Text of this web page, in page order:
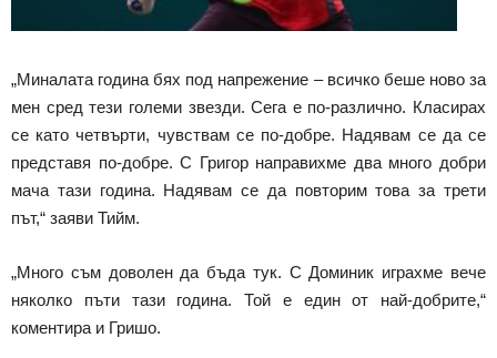
„Миналата година бях под напрежение – всичко беше ново за
мен сред тези големи звезди. Сега е по-различно. Класирах
се като четвърти, чувствам се по-добре. Надявам се да се
представя по-добре. С Григор направихме два много добри
мача тази година. Надявам се да повторим това за трети
път,“ заяви Тийм.
„Много съм доволен да бъда тук. С Доминик играхме вече
няколко пъти тази година. Той е един от най-добрите,“
коментира и Гришо.